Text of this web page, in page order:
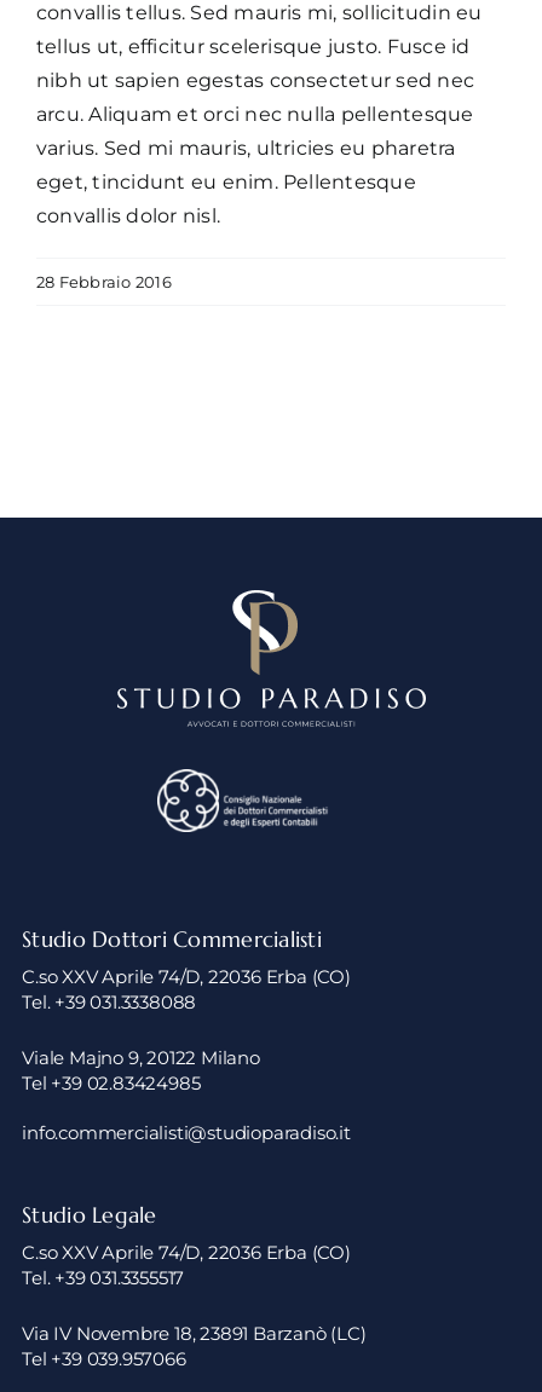
convallis tellus. Sed mauris mi, sollicitudin eu
tellus ut, efficitur scelerisque justo. Fusce id
nibh ut sapien egestas consectetur sed nec
arcu. Aliquam et orci nec nulla pellentesque
varius. Sed mi mauris, ultricies eu pharetra
eget, tincidunt eu enim. Pellentesque
convallis dolor nisl.
28 Febbraio 2016
Studio Dottori Commercialisti
C.so XXV Aprile 74/D, 22036 Erba (CO)
Tel. +39 031.3338088
Viale Majno 9, 20122 Milano
Tel +39 02.83424985
info.commercialisti@studioparadiso.it
Studio Legale
C.so XXV Aprile 74/D, 22036 Erba (CO)
Tel. +39 031.3355517
Via IV Novembre 18, 23891 Barzanò (LC)
Tel +39 039.957066